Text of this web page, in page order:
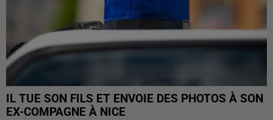
IL TUE SON FILS ET ENVOIE DES PHOTOS À SON
EX-COMPAGNE À NICE